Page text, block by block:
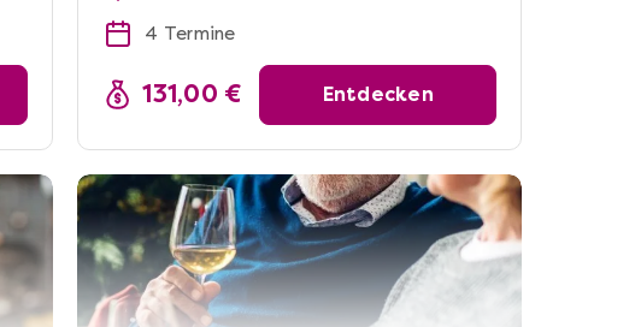
4 Termine
131,00 € Entdecken